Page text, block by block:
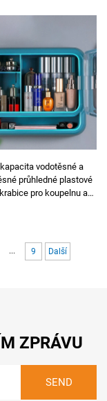
vodotěsné a
průhledné plastové
pro koupelnu a
... 9 Další
ZPRÁVU